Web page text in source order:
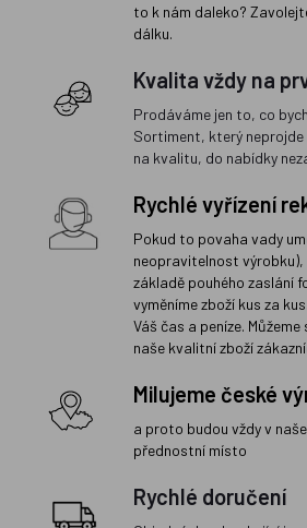
to k nám daleko?
dálku.
Kvalita vždy na
Prodáváme jen to, co
Sortiment, který
na kvalitu, do nabídky
Rychlé vyřízení
Pokud to povaha vady
neopravitelnost výrobku),
základě pouhého zaslání
vyměníme zboží kus za
Váš čas a peníze.
naše kvalitní zboží
Milujeme české
a proto budou vždy v
přednostní místo
Rychlé doručení